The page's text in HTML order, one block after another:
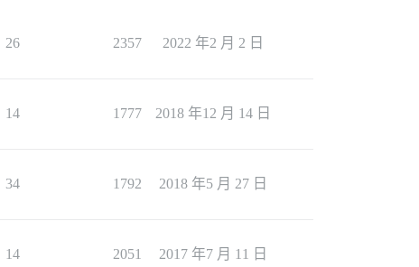
26 2357 2022 年2 月 2 日
14 1777 2018 年12 月 14 日
34 1792 2018 年5 月 27 日
14 2051 2017 年7 月 11 日